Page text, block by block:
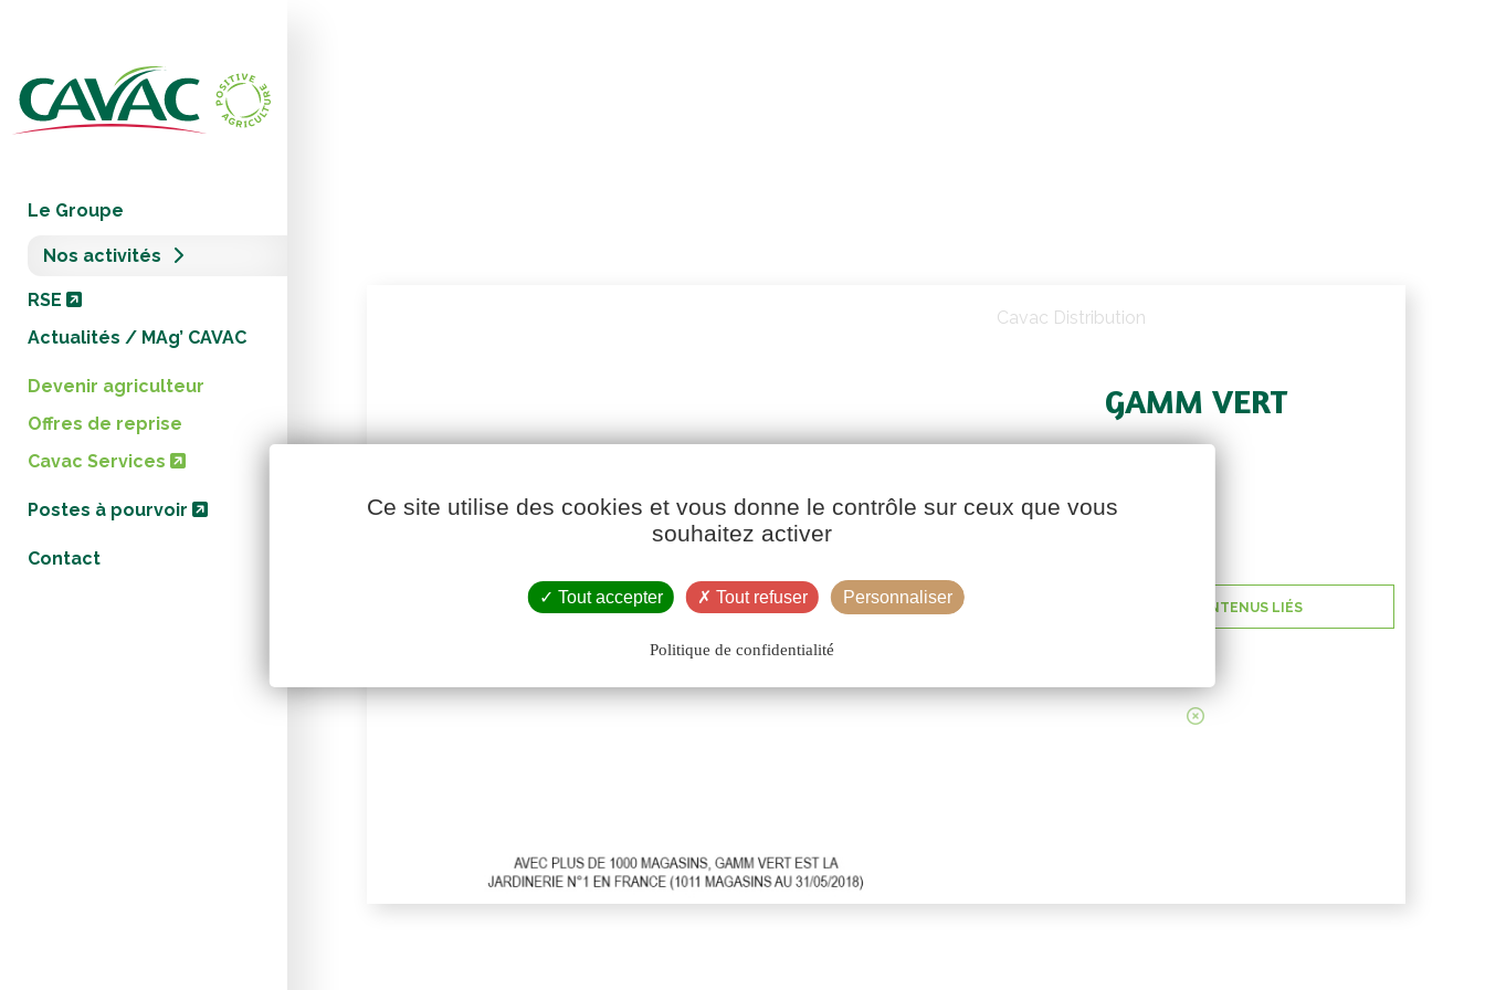
Le Groupe
Nos activités
RSE
Actualités / MAg’ CAVAC
Devenir agriculteur
Offres de reprise
Cavac Services
Postes à pourvoir
Contact
Cavac Distribution
GAMM VERT
AFFICHER LES CONTENUS LIÉS
Ce site utilise des cookies et vous donne le contrôle sur ceux que vous
souhaitez activer
Tout accepter Tout refuser Personnaliser
Politique de confidentialité